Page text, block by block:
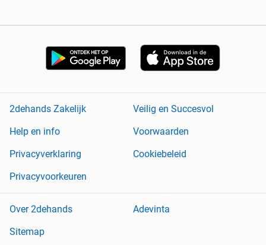
2dehands Zakelijk
Veilig en Succesvol
Help en info
Voorwaarden
Privacyverklaring
Cookiebeleid
Privacyvoorkeuren
Over 2dehands
Adevinta
Sitemap